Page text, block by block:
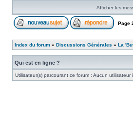
Afficher les
Page
Index du forum » Discussions Générales » La
Qui est en ligne ?
Utilisateur(s) parcourant ce forum : Aucun utilisateur